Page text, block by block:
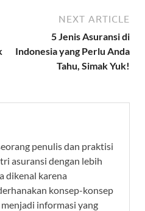
NEXT ARTICLE
5 Jenis Asuransi di
Indonesia yang Perlu Anda
Tahu, Simak Yuk!
penulis dan praktisi
asuransi dengan lebih
dikenal karena
konsep-konsep
informasi yang